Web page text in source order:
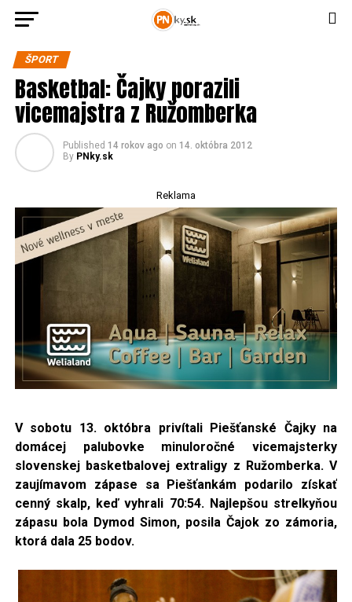
ŠPORT
Basketbal: Čajky porazili
vicemajstra z Ružomberka
Published 14 rokov ago on 14. októbra 2012
By PNky.sk
Reklama
V sobotu 13. októbra privítali Piešťanské Čajky na
domácej palubovke minuloročné vicemajsterky
slovenskej basketbalovej extraligy z Ružomberka. V
zaujímavom zápase sa Piešťankám podarilo získať
cenný skalp, keď vyhrali 70:54. Najlepšou strelkyňou
zápasu bola Dymod Simon, posila Čajok zo zámoria,
ktorá dala 25 bodov.